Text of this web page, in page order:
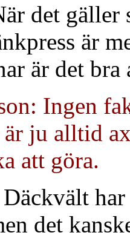
det gäller
är
är det
Ingen
är ju alltid
att göra.
det